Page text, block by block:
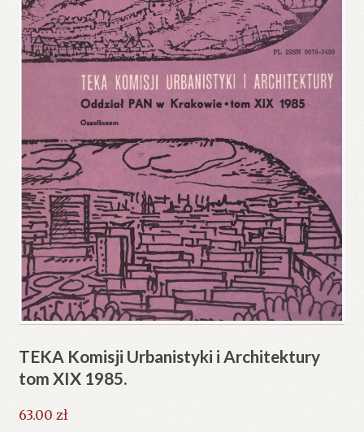
TEKA Komisji Urbanistyki i Architektury
tom XIX 1985.
63.00 zł